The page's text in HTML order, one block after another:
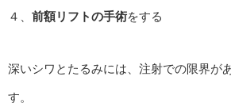
４、 前額リフトの手術をする
深いシワとたるみには、注射での限界が
す。